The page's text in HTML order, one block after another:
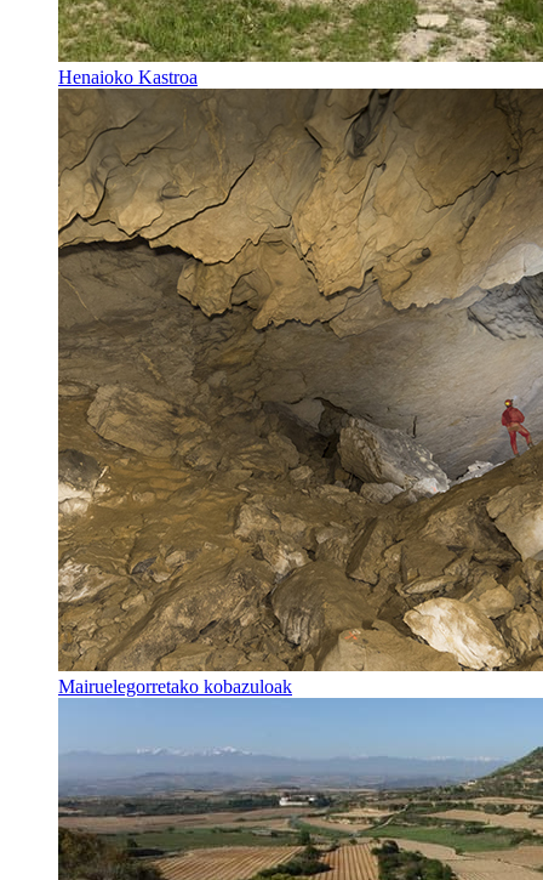
Henaioko Kastroa
Mairuelegorretako kobazuloak